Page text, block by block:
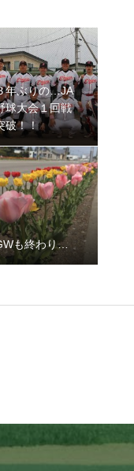
年ぶりの…JA
球大会１回戦
破！！
も終わり…